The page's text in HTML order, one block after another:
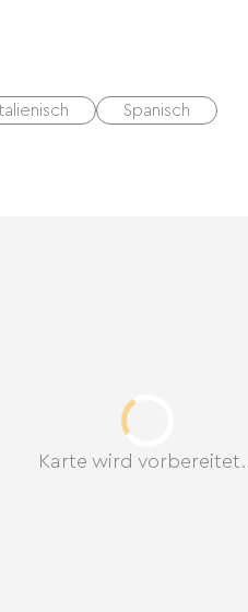
Spanisch
Karte wird vorbereitet...